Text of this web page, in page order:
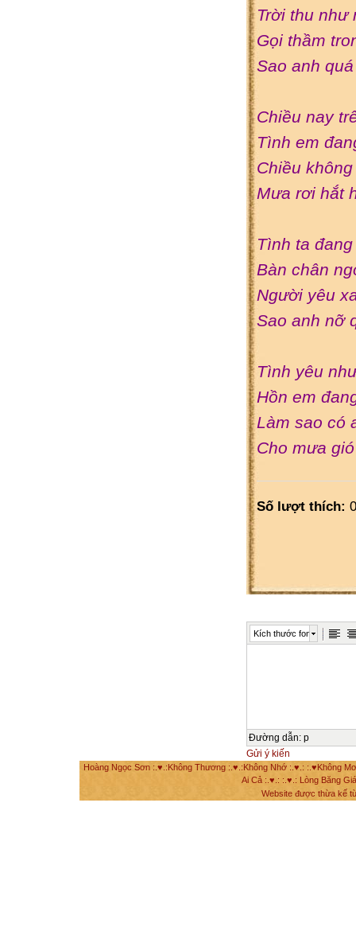
Trời thu như
Gọi thầm
Sao anh
Chiều nay
Tình em
Chiều
Mưa rơi hắt
Tình ta
Bàn chân
Người yêu
Sao anh nỡ
Tình yêu
Hồn em
Làm sao có
Cho mưa
Số lượt thích:
Kích thước font
Đường dẫn: p
Gửi ý kiến
Hoàng Ngọc Sơn :.♥.:Không Thương :.♥.:Không Nhớ :.♥.: :.♥Không
Ai Cả :.♥.: :.♥.: Lòng Băng
Website được thừa kế